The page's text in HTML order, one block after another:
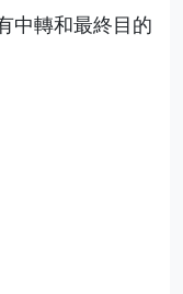
中轉和最終目的